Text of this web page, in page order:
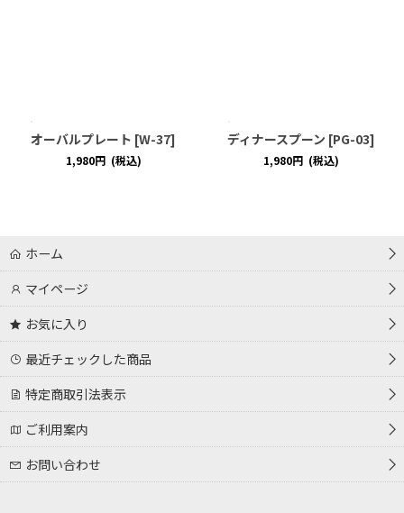
オーバルプレート [W-37]
1,980円 (税込)
ディナースプーン [PG-03]
1,980円 (税込)
ホーム
マイページ
お気に入り
最近チェックした商品
特定商取引法表示
ご利用案内
お問い合わせ